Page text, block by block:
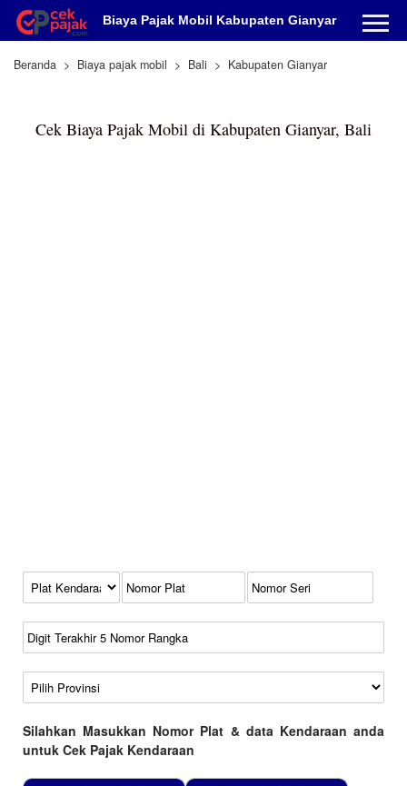
Biaya Pajak Mobil Kabupaten Gianyar
Beranda Biaya pajak mobil Bali Kabupaten Gianyar
Cek Biaya Pajak Mobil di Kabupaten Gianyar, Bali
Kode Plat Kendaraan
No Plat
No Seri
No Rangka
Wilayah
Silahkan Masukkan Nomor Plat & data Kendaraan anda
untuk Cek Pajak Kendaraan